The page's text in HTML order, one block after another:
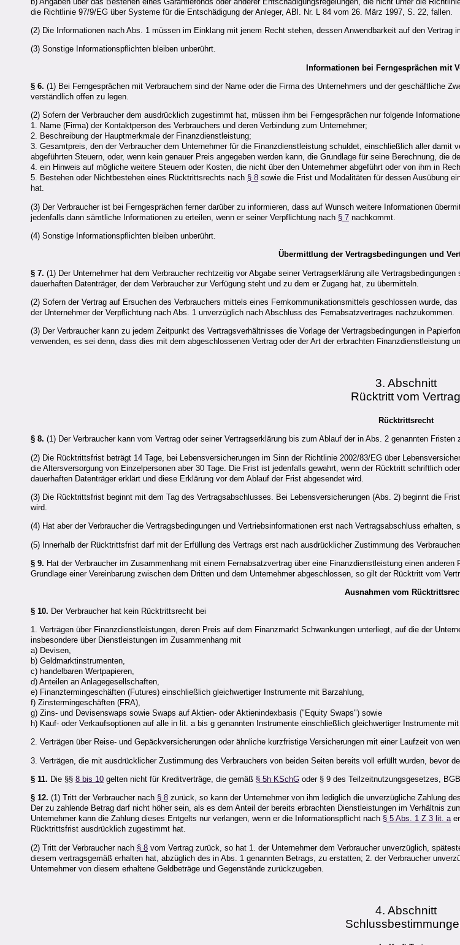
die Richtlinie 97/9/EG über Systeme für die Entschädigung der Anleger, ABl. Nr. L 84 vom 26. März 1997, S. 22, fallen.
(2) Die Informationen nach Abs. 1 müssen im Einklang mit jenem Recht stehen, dessen Anwendbarkeit auf den Vertrag
(3) Sonstige Informationspflichten bleiben unberührt.
Informationen bei Ferngesprächen mit
§ 6. (1) Bei Ferngesprächen mit Verbrauchern sind der Name oder die Firma des Unternehmers und der geschäftliche
verständlich offen zu legen.
(2) Sofern der Verbraucher dem ausdrücklich zugestimmt hat, müssen ihm bei Ferngesprächen nur folgende
1. Name (Firma) der Kontaktperson des Verbrauchers und deren Verbindung zum Unternehmer;
2. Beschreibung der Hauptmerkmale der Finanzdienstleistung;
3. Gesamtpreis, den der Verbraucher dem Unternehmer für die Finanzdienstleistung schuldet, einschließlich aller damit
abgeführten Steuern, oder, wenn kein genauer Preis angegeben werden kann, die Grundlage für seine Berechnung, die
4. ein Hinweis auf mögliche weitere Steuern oder Kosten, die nicht über den Unternehmer abgeführt oder von ihm in
5. Bestehen oder Nichtbestehen eines Rücktrittsrechts nach § 8 sowie die Frist und Modalitäten für dessen Ausübung
hat.
(3) Der Verbraucher ist bei Ferngesprächen ferner darüber zu informieren, dass auf Wunsch weitere Informationen
jedenfalls dann sämtliche Informationen zu erteilen, wenn er seiner Verpflichtung nach § 7 nachkommt.
(4) Sonstige Informationspflichten bleiben unberührt.
Übermittlung der Vertragsbedingungen und
§ 7. (1) Der Unternehmer hat dem Verbraucher rechtzeitig vor Abgabe seiner Vertragserklärung alle Vertragsbedingungen
dauerhaften Datenträger, der dem Verbraucher zur Verfügung steht und zu dem er Zugang hat, zu übermitteln.
(2) Sofern der Vertrag auf Ersuchen des Verbrauchers mittels eines Fernkommunikationsmittels geschlossen wurde,
der Unternehmer der Verpflichtung nach Abs. 1 unverzüglich nach Abschluss des Fernabsatzvertrages nachzukommen.
(3) Der Verbraucher kann zu jedem Zeitpunkt des Vertragsverhältnisses die Vorlage der Vertragsbedingungen in
verwenden, es sei denn, dass dies mit dem abgeschlossenen Vertrag oder der Art der erbrachten Finanzdienstleistung
3. Abschnitt
Rücktritt vom Vertrag
Rücktrittsrecht
§ 8. (1) Der Verbraucher kann vom Vertrag oder seiner Vertragserklärung bis zum Ablauf der in Abs. 2 genannten Fristen
(2) Die Rücktrittsfrist beträgt 14 Tage, bei Lebensversicherungen im Sinn der Richtlinie 2002/83/EG über
die Altersversorgung von Einzelpersonen aber 30 Tage. Die Frist ist jedenfalls gewahrt, wenn der Rücktritt schriftlich
dauerhaften Datenträger erklärt und diese Erklärung vor dem Ablauf der Frist abgesendet wird.
(3) Die Rücktrittsfrist beginnt mit dem Tag des Vertragsabschlusses. Bei Lebensversicherungen (Abs. 2) beginnt die
wird.
(4) Hat aber der Verbraucher die Vertragsbedingungen und Vertriebsinformationen erst nach Vertragsabschluss
(5) Innerhalb der Rücktrittsfrist darf mit der Erfüllung des Vertrags erst nach ausdrücklicher Zustimmung des
§ 9. Hat der Verbraucher im Zusammenhang mit einem Fernabsatzvertrag über eine Finanzdienstleistung einen
Grundlage einer Vereinbarung zwischen dem Dritten und dem Unternehmer abgeschlossen, so gilt der Rücktritt vom
Ausnahmen vom
§ 10. Der Verbraucher hat kein Rücktrittsrecht bei
1. Verträgen über Finanzdienstleistungen, deren Preis auf dem Finanzmarkt Schwankungen unterliegt, auf die der
insbesondere über Dienstleistungen im Zusammenhang mit
a) Devisen,
b) Geldmarktinstrumenten,
c) handelbaren Wertpapieren,
d) Anteilen an Anlagegesellschaften,
e) Finanztermingeschäften (Futures) einschließlich gleichwertiger Instrumente mit Barzahlung,
f) Zinstermingeschäften (FRA),
g) Zins- und Devisenswaps sowie Swaps auf Aktien- oder Aktienindexbasis ("Equity Swaps") sowie
h) Kauf- oder Verkaufsoptionen auf alle in lit. a bis g genannten Instrumente einschließlich gleichwertiger Instrumente
2. Verträgen über Reise- und Gepäckversicherungen oder ähnliche kurzfristige Versicherungen mit einer Laufzeit von
3. Verträgen, die mit ausdrücklicher Zustimmung des Verbrauchers von beiden Seiten bereits voll erfüllt wurden, bevor
§ 11. Die §§ 8 bis 10 gelten nicht für Kreditverträge, die gemäß § 5h KSchG oder § 9 des Teilzeitnutzungsgesetzes,
§ 12. (1) Tritt der Verbraucher nach § 8 zurück, so kann der Unternehmer von ihm lediglich die unverzügliche Zahlung
Der zu zahlende Betrag darf nicht höher sein, als es dem Anteil der bereits erbrachten Dienstleistungen im Verhältnis
Unternehmer kann die Zahlung dieses Entgelts nur verlangen, wenn er die Informationspflicht nach § 5 Abs. 1 Z 3 lit. a
Rücktrittsfrist ausdrücklich zugestimmt hat.
(2) Tritt der Verbraucher nach § 8 vom Vertrag zurück, so hat 1. der Unternehmer dem Verbraucher unverzüglich,
diesem vertragsgemäß erhalten hat, abzüglich des in Abs. 1 genannten Betrags, zu erstatten; 2. der Verbraucher
Unternehmer von diesem erhaltene Geldbeträge und Gegenstände zurückzugeben.
4. Abschnitt